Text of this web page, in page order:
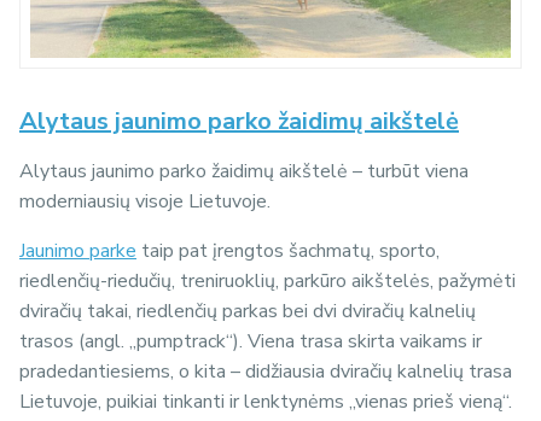
Alytaus jaunimo parko žaidimų aikštelė
Alytaus jaunimo parko žaidimų aikštelė – turbūt viena
moderniausių visoje Lietuvoje.
Jaunimo parke taip pat įrengtos šachmatų, sporto,
riedlenčių-riedučių, treniruoklių, parkūro aikštelės, pažymėti
dviračių takai, riedlenčių parkas bei dvi dviračių kalnelių
trasos (angl. „pumptrack“). Viena trasa skirta vaikams ir
pradedantiesiems, o kita – didžiausia dviračių kalnelių trasa
Lietuvoje, puikiai tinkanti ir lenktynėms „vienas prieš vieną“.